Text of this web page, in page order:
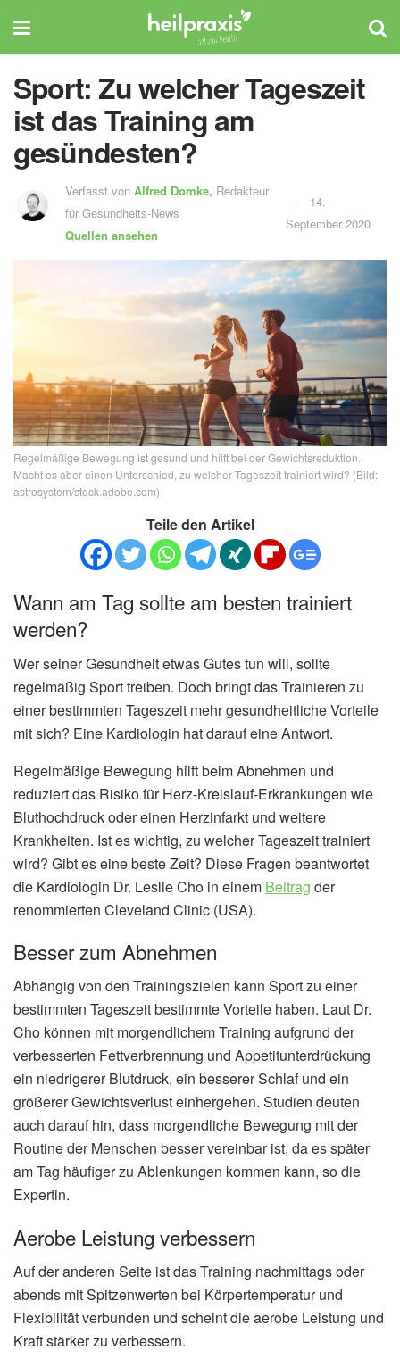
Sport: Zu welcher Tageszeit
ist das Training am
gesündesten?
Verfasst vonAlfred Domke, Redakteur
für Gesundheits-News
Quellen ansehen
14.
September 2020
Regelmäßige Bewegung ist gesund und hilft bei der Gewichtsreduktion.
Macht es aber einen Unterschied, zu welcher Tageszeit trainiert wird? (Bild:
astrosystem/stock.adobe.com)
Teile den Artikel
Wann am Tag sollte am besten trainiert
werden?
Wer seiner Gesundheit etwas Gutes tun will, sollte
regelmäßig Sport treiben. Doch bringt das Trainieren zu
einer bestimmten Tageszeit mehr gesundheitliche Vorteile
mit sich? Eine Kardiologin hat darauf eine Antwort.
Regelmäßige Bewegung hilft beim Abnehmen und
reduziert das Risiko für Herz-Kreislauf-Erkrankungen wie
Bluthochdruck oder einen Herzinfarkt und weitere
Krankheiten. Ist es wichtig, zu welcher Tageszeit trainiert
wird? Gibt es eine beste Zeit? Diese Fragen beantwortet
die Kardiologin Dr. Leslie Cho in einem Beitrag der
renommierten Cleveland Clinic (USA).
Besser zum Abnehmen
Abhängig von den Trainingszielen kann Sport zu einer
bestimmten Tageszeit bestimmte Vorteile haben. Laut Dr.
Cho können mit morgendlichem Training aufgrund der
verbesserten Fettverbrennung und Appetitunterdrückung
ein niedrigerer Blutdruck, ein besserer Schlaf und ein
größerer Gewichtsverlust einhergehen. Studien deuten
auch darauf hin, dass morgendliche Bewegung mit der
Routine der Menschen besser vereinbar ist, da es später
am Tag häufiger zu Ablenkungen kommen kann, so die
Expertin.
Aerobe Leistung verbessern
Auf der anderen Seite ist das Training nachmittags oder
abends mit Spitzenwerten bei Körpertemperatur und
Flexibilität verbunden und scheint die aerobe Leistung und
Kraft stärker zu verbessern.